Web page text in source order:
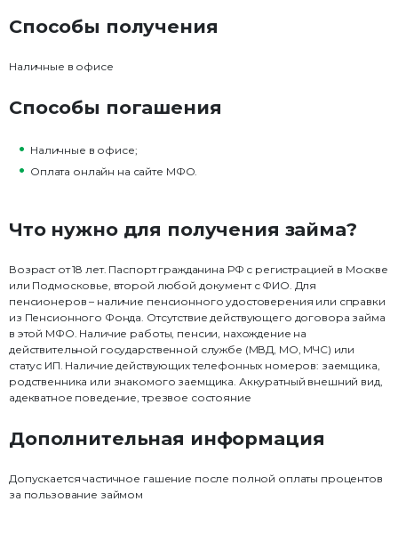
Способы получения
Наличные в офисе
Способы погашения
Наличные в офисе;
Оплата онлайн на сайте МФО.
Что нужно для получения займа?
Возраст от 18 лет. Паспорт гражданина РФ с регистрацией в Москве
или Подмосковье, второй любой документ с ФИО. Для
пенсионеров – наличие пенсионного удостоверения или справки
из Пенсионного Фонда. Отсутствие действующего договора займа
в этой МФО. Наличие работы, пенсии, нахождение на
действительной государственной службе (МВД, МО, МЧС) или
статус ИП. Наличие действующих телефонных номеров: заемщика,
родственника или знакомого заемщика. Аккуратный внешний вид,
адекватное поведение, трезвое состояние
Дополнительная информация
Допускается частичное гашение после полной оплаты процентов
за пользование займом